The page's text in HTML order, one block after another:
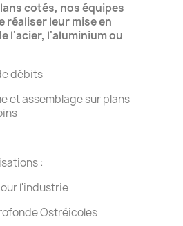
cotés, nos équipes
réaliser leur mise en
l'acier, l'aluminium ou
débits
et assemblage sur plans
:
l'industrie
Ostréicoles